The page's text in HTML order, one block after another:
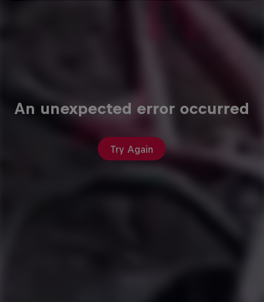
An unexpected error occurred
Try Again